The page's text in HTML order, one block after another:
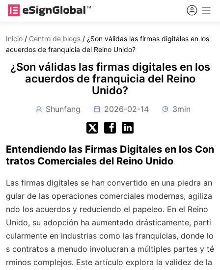
Inicio / Centro de blogs / ¿Son válidas las firmas digitales en los
acuerdos de franquicia del Reino Unido?
¿Son válidas las firmas digitales en los
acuerdos de franquicia del Reino
Unido?
Shunfang 2026-02-14 3min
Entendiendo las Firmas Digitales en los Con
tratos Comerciales del Reino Unido
Las firmas digitales se han convertido en una piedra an
gular de las operaciones comerciales modernas, agiliza
ndo los acuerdos y reduciendo el papeleo. En el Reino
Unido, su adopción ha aumentado drásticamente, parti
cularmente en industrias como las franquicias, donde lo
s contratos a menudo involucran a múltiples partes y té
rminos complejos. Este artículo explora la validez de la